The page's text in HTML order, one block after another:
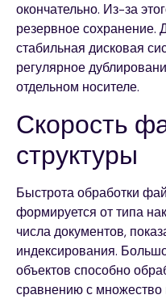
окончательно. Из-за
резервное сохранение.
стабильная дисковая
регулярное
отдельном носителе.
Скорость
структуры
Быстрота обработки
формируется от типа
числа документов,
индексирования.
объектов способно
сравнению с множество